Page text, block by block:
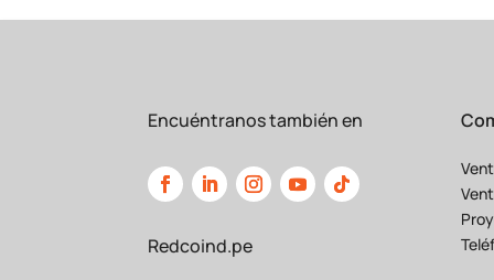
¿Puedo instalar el block AR-180 con el
¿Venden el block AR-180 por separado
individual, listo para ser
Encuéntranos también en
Redcoind.pe